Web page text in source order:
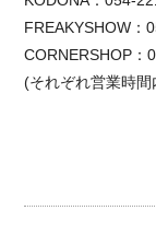
FREAKYSHOW：
CORNERSHOP：
(それぞれ営業時